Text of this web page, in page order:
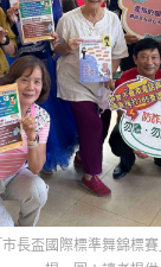
長盃國際標準舞錦標